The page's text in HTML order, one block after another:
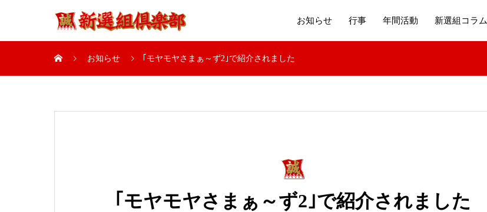
お知らせ 行事 年間活動 新選組コラム
お知らせ ｢モヤモヤさまぁ～ず2｣で紹介されました
｢モヤモヤさまぁ～ず2｣で紹介されました